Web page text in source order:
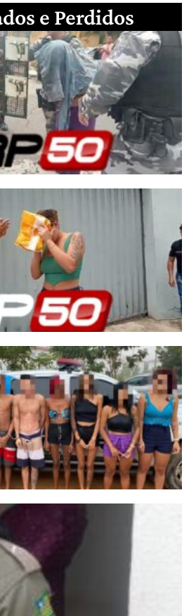
e Perdidos